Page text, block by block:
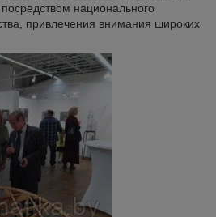
национального
привлечения внимания широких